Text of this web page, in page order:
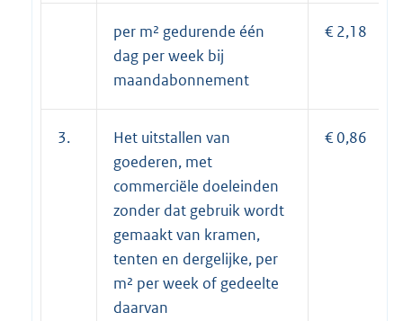
per m² gedurende één
dag per week bij
maandabonnement
€ 2,18
3.
Het uitstallen van
goederen, met
commerciële doeleinden
zonder dat gebruik wordt
gemaakt van kramen,
tenten en dergelijke, per
m² per week of gedeelte
daarvan
€ 0,86